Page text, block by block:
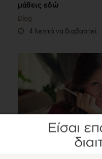
μάθεις εδώ
Blog
4 λεπτά να διαβαστεί